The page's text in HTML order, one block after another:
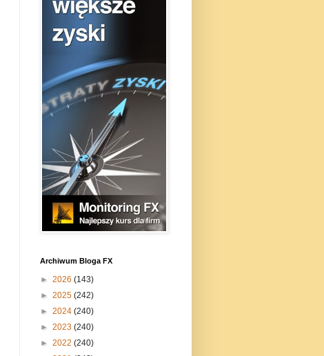
Archiwum Bloga FX
► 2026 (143)
► 2025 (242)
► 2024 (240)
► 2023 (240)
► 2022 (240)